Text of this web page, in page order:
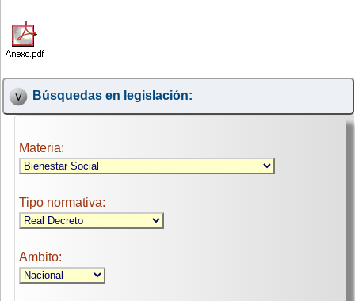
Búsquedas en legislación:
Materia:
Tipo normativa:
Ambito: